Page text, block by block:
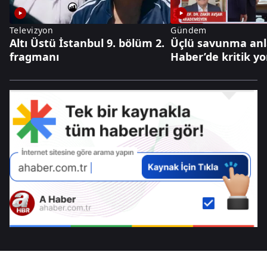
Televizyon
Altı Üstü İstanbul 9. bölüm 2.
fragmanı
Gündem
Üçlü savunma
Haber’de kritik